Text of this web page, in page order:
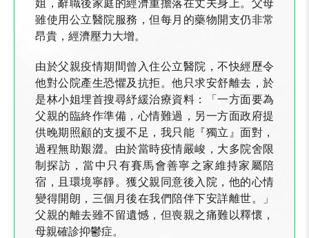
雖使用公立醫院服務，但每月的藥物開支仍非常
昂貴，經濟壓力大增。
由於父親疫情期間曾入住公立醫院，不快經歷令
他對公院產生恐懼及抗拒。他只求安舒離去，於
是林小姐埋首搜尋紓緩治療資料：「一方面要為
父親的臨終作準備，心情難過，另一方面政府提
供晚期照顧的支援不足，我只能『獨立』面對，
過程無助艱澀。由於當時疫情嚴峻，大多院舍限
制探訪，當中只有賽馬會善寧之家維持家屬陪
宿，且環境寧靜。獲父親同意後入院，他的心情
變得開朗，三個月後在我們陪伴下安詳離世。」
父親的離去雖不留遺憾，但喪親之痛難以釋懷，
母親確診抑鬱症。